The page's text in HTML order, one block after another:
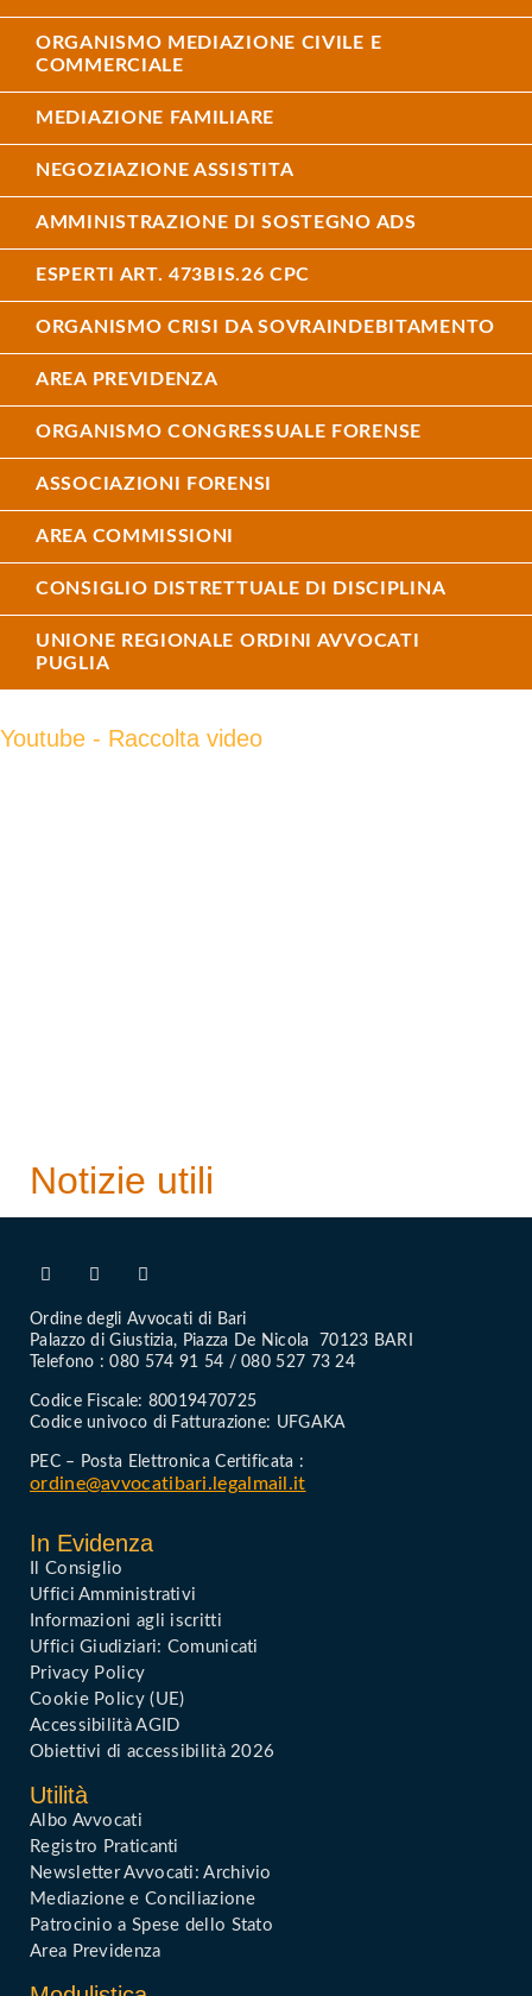
ORGANISMO MEDIAZIONE CIVILE E
COMMERCIALE
MEDIAZIONE FAMILIARE
NEGOZIAZIONE ASSISTITA
AMMINISTRAZIONE DI SOSTEGNO ADS
ESPERTI ART. 473BIS.26 CPC
ORGANISMO CRISI DA SOVRAINDEBITAMENTO
AREA PREVIDENZA
ORGANISMO CONGRESSUALE FORENSE
ASSOCIAZIONI FORENSI
AREA COMMISSIONI
CONSIGLIO DISTRETTUALE DI DISCIPLINA
UNIONE REGIONALE ORDINI AVVOCATI
PUGLIA
Youtube - Raccolta video
Notizie utili
Ordine degli Avvocati di Bari
Palazzo di Giustizia, Piazza De Nicola 70123 BARI
Telefono : 080 574 91 54 / 080 527 73 24
Codice Fiscale: 80019470725
Codice univoco di Fatturazione: UFGAKA
PEC – Posta Elettronica Certificata :
ordine@avvocatibari.legalmail.it
In Evidenza
Il Consiglio
Uffici Amministrativi
Informazioni agli iscritti
Uffici Giudiziari: Comunicati
Privacy Policy
Cookie Policy (UE)
Accessibilità AGID
Obiettivi di accessibilità 2026
Utilità
Albo Avvocati
Registro Praticanti
Newsletter Avvocati: Archivio
Mediazione e Conciliazione
Patrocinio a Spese dello Stato
Area Previdenza